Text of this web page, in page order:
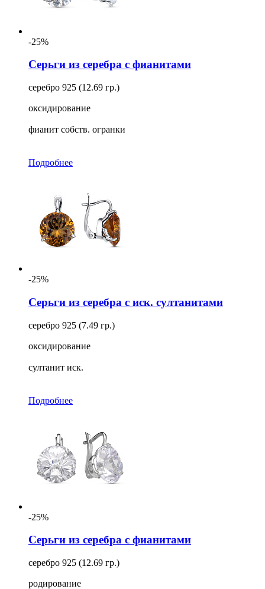
-25%
Серьги из серебра с фианитами
серебро 925 (12.69 гр.)
оксидирование
фианит собств. огранки
Подробнее
-25%
Серьги из серебра с иск. султанитами
серебро 925 (7.49 гр.)
оксидирование
султанит иск.
Подробнее
-25%
Серьги из серебра с фианитами
серебро 925 (12.69 гр.)
родирование